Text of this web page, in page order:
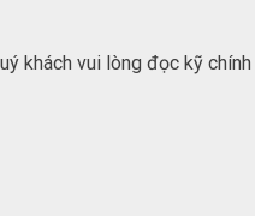
khách vui lòng đọc kỹ